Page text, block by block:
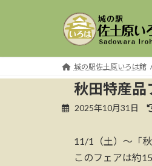
へ
ョ
城の駅佐土原いろは館
秋田特産品
2025年10月31日
11/1（土）～「
このフェアは約